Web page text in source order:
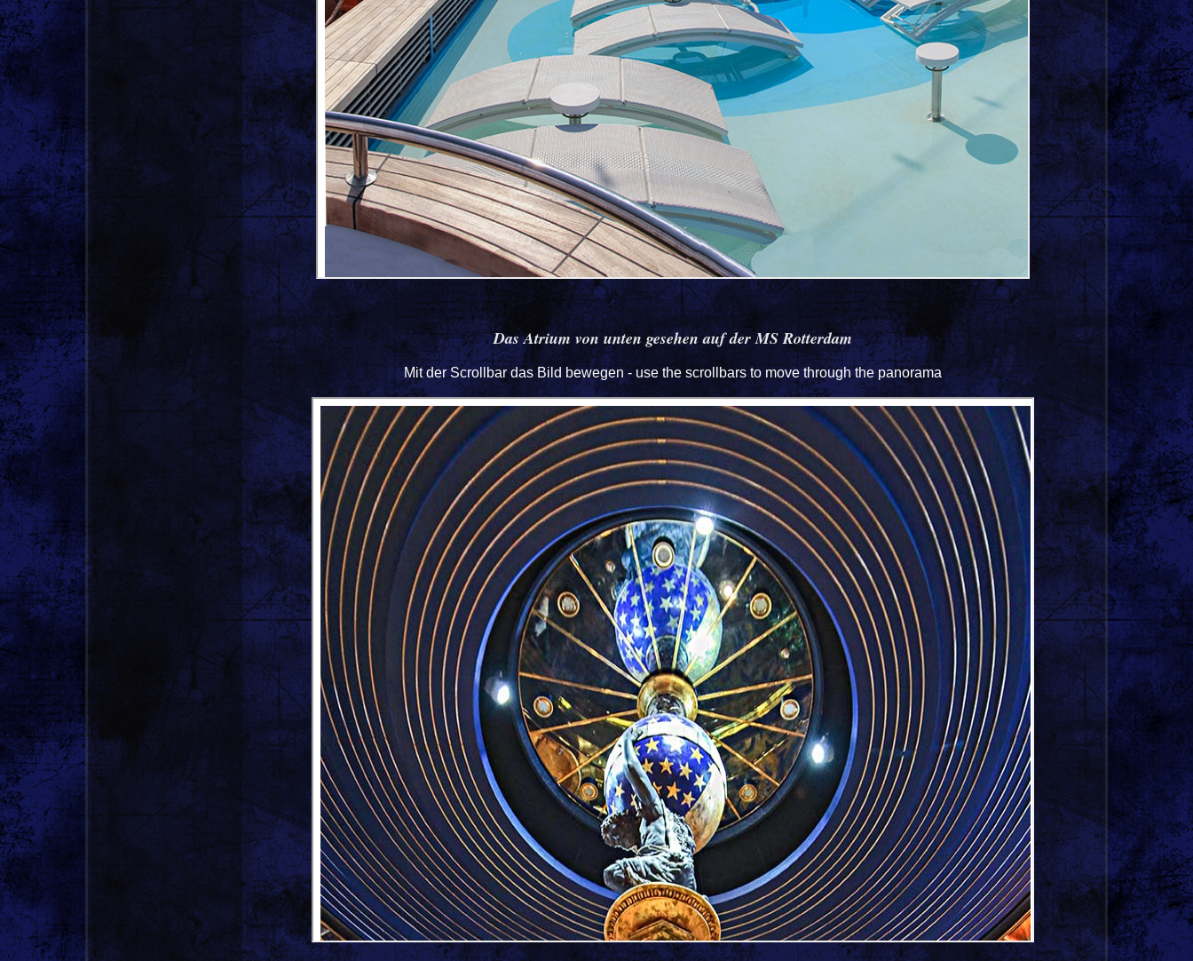
Das Atrium von unten gesehen auf der MS Rotterdam
Mit der Scrollbar das Bild bewegen - use the scrollbars to move through the panorama